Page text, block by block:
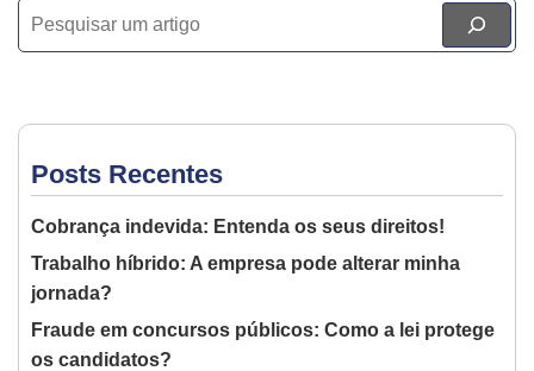
Posts Recentes
Cobrança indevida: Entenda os seus direitos!
Trabalho híbrido: A empresa pode alterar minha
jornada?
Fraude em concursos públicos: Como a lei protege
os candidatos?